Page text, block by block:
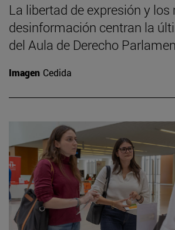
La libertad de expresión y los
desinformación centran la
del Aula de Derecho
Imagen Cedida